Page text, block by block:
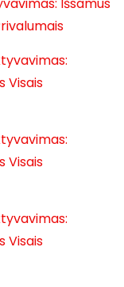
Visais
Visais
Visais